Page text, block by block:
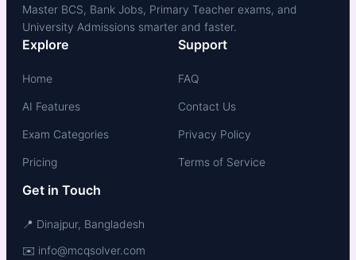
Master BCS, Bank Jobs, Primary Teacher exams, and
University Admissions smarter and faster.
Explore
Home
AI Features
Exam Categories
Pricing
Support
FAQ
Contact Us
Privacy Policy
Terms of Service
Get in Touch
📍 Dinajpur, Bangladesh
✉️ info@mcqsolver.com